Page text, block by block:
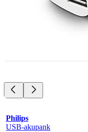
Philips
USB-akupank